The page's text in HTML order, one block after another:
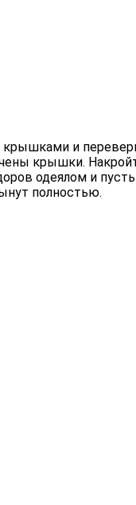
крышками и
крышки.
одеялом и
полностью.